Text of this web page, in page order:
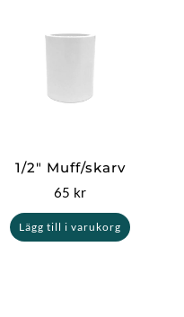
1/2″ Muff/skarv
65 kr
Lägg till i varukorg